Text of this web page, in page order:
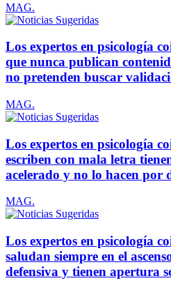
MAG.
Los expertos en psicología
que nunca publican
no pretenden buscar
MAG.
Los expertos en psicología
escriben con mala letra
acelerado y no lo hacen por
MAG.
Los expertos en psicología
saludan siempre en el
defensiva y tienen apertura